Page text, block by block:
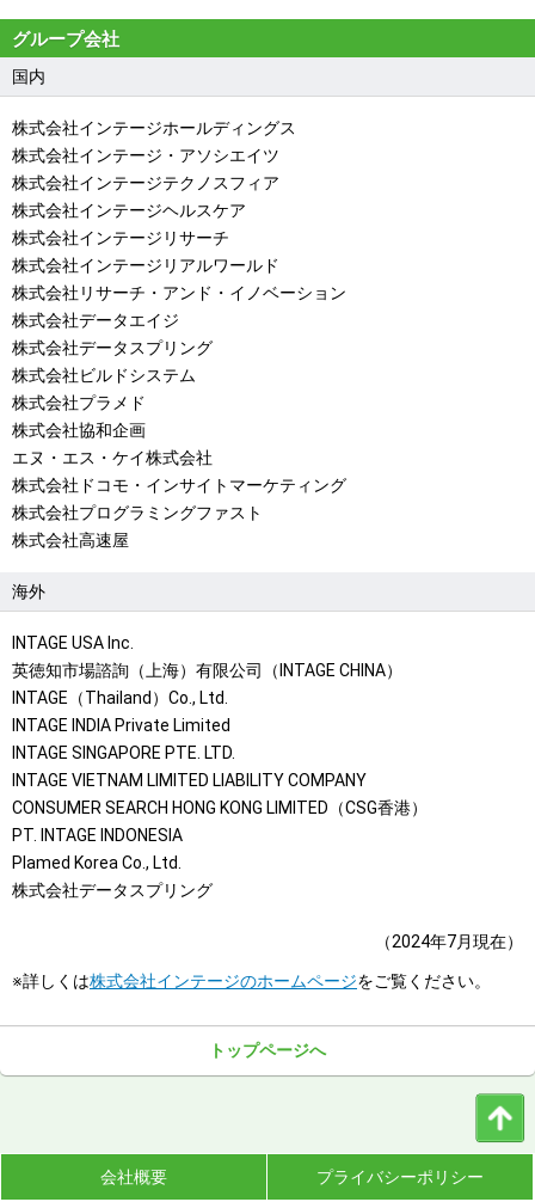
グループ会社
国内
株式会社インテージホールディングス
株式会社インテージ・アソシエイツ
株式会社インテージテクノスフィア
株式会社インテージヘルスケア
株式会社インテージリサーチ
株式会社インテージリアルワールド
株式会社リサーチ・アンド・イノベーション
株式会社データエイジ
株式会社データスプリング
株式会社ビルドシステム
株式会社プラメド
株式会社協和企画
エヌ・エス・ケイ株式会社
株式会社ドコモ・インサイトマーケティング
株式会社プログラミングファスト
株式会社高速屋
海外
INTAGE USA Inc.
英徳知市場諮詢（上海）有限公司（INTAGE CHINA）
INTAGE（Thailand）Co., Ltd.
INTAGE INDIA Private Limited
INTAGE SINGAPORE PTE. LTD.
INTAGE VIETNAM LIMITED LIABILITY COMPANY
CONSUMER SEARCH HONG KONG LIMITED（CSG香港）
PT. INTAGE INDONESIA
Plamed Korea Co., Ltd.
株式会社データスプリング
（2024年7月現在）
※詳しくは株式会社インテージのホームページをご覧ください。
トップページへ
会社概要 プライバシーポリシー